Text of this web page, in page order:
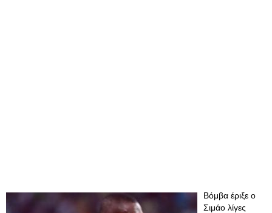
Βόμβα έριξε ο
Σιμάο λίγες